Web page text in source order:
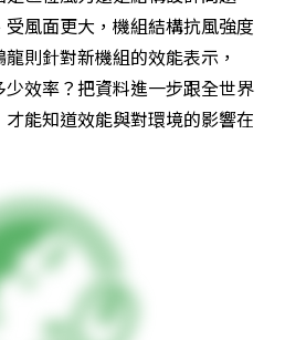
風面更大，機組結構抗風強度
則針對新機組的效能表示，
少效率？把資料進一步跟全世界
能知道效能與對環境的影響在